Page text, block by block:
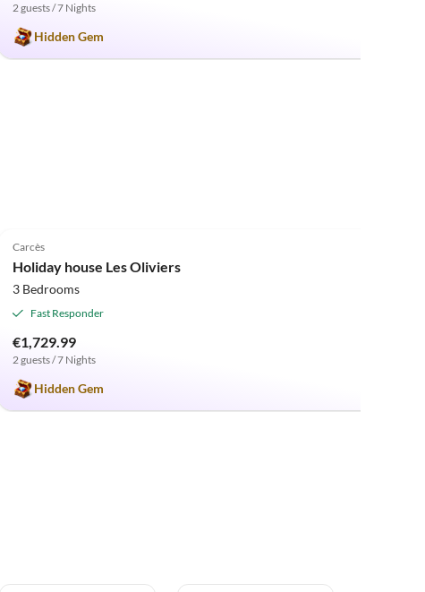
2 guests / 7 Nights
Hidden Gem
Carcès
Holiday house Les Oliviers
3 Bedrooms
Fast Responder
€1,729.99
2 guests / 7 Nights
Hidden Gem